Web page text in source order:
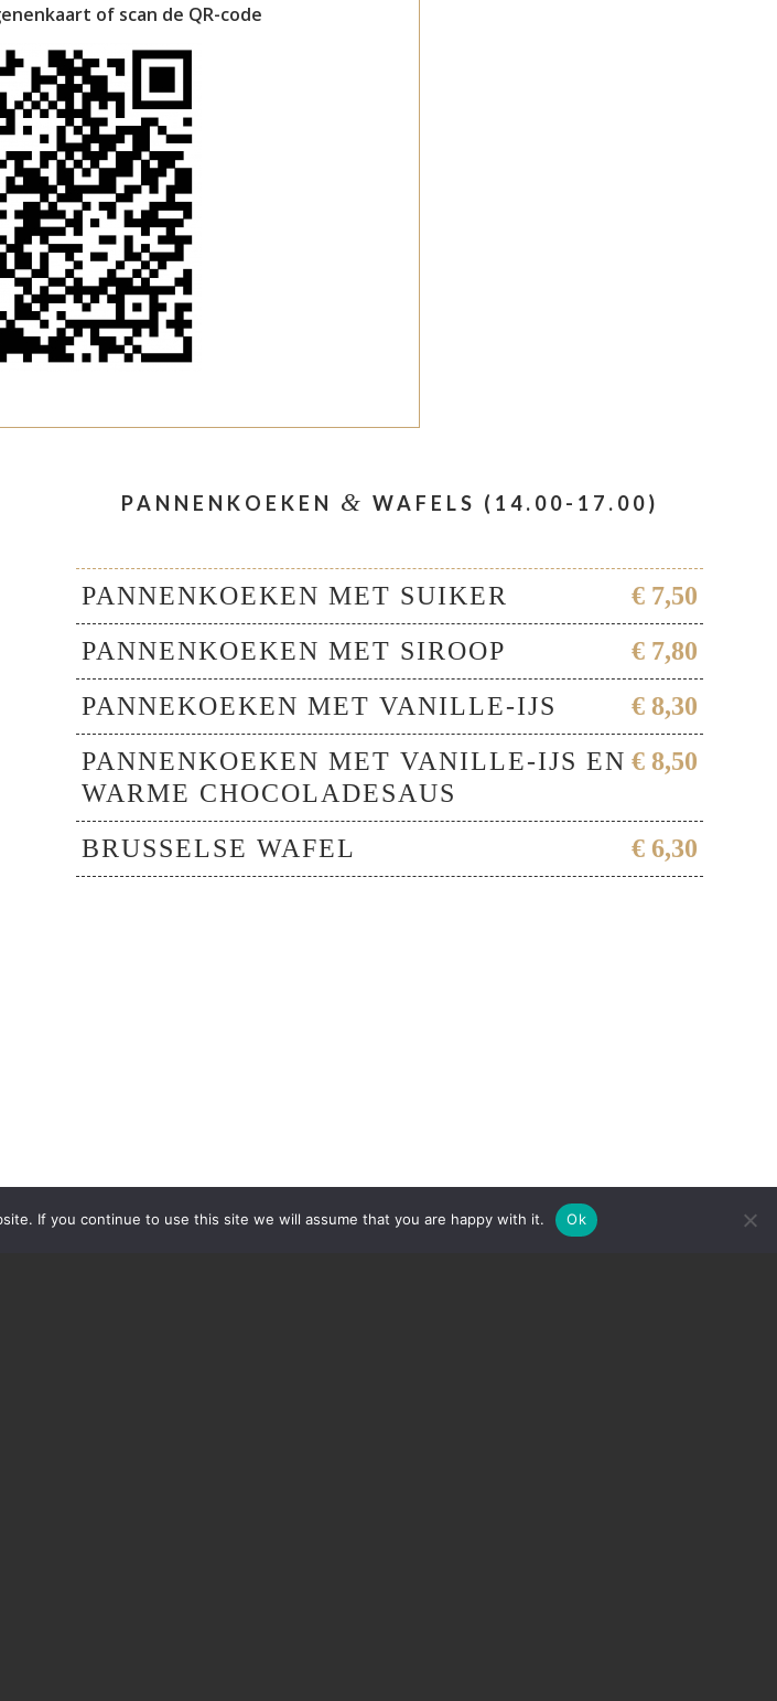
of scan de QR-code
PANNENKOEKEN & WAFELS (14.00-17.00)
PANNENKOEKEN MET SUIKER
€ 7,50
PANNENKOEKEN MET SIROOP
€ 7,80
PANNEKOEKEN MET VANILLE-IJS
€ 8,30
PANNENKOEKEN MET VANILLE-IJS EN
WARME CHOCOLADESAUS
€ 8,50
BRUSSELSE WAFEL € 6,30
If you continue to use this site we will assume that you are happy with it. Ok